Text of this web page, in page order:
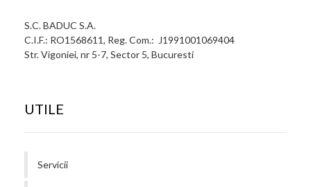
S.C. BADUC S.A.
C.I.F.: RO1568611, Reg. Com.: J1991001069404
Str. Vigoniei, nr 5-7, Sector 5, Bucuresti
UTILE
Servicii